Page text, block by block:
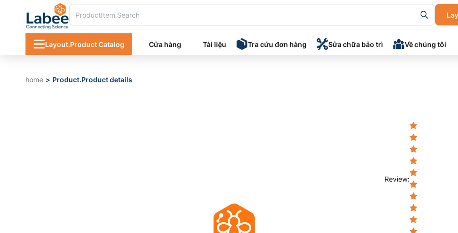
Layout.Product Catalog Cửa hàng Tài liệu Tra cứu đơn hàng Sửa chữa bảo trì Về chúng tôi
home Product.Product details
Review: